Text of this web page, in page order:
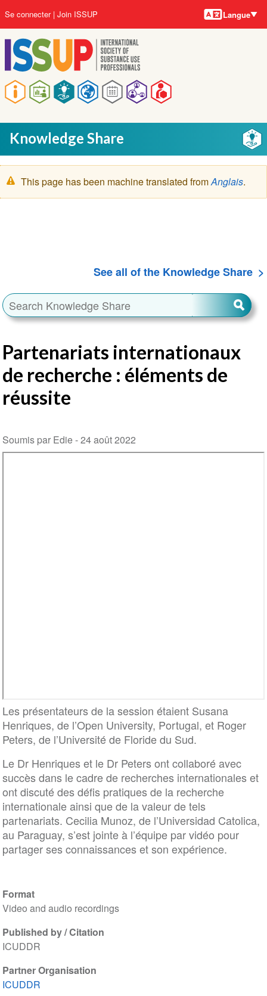
au
contenu
principal
Main
navigation
User
account
menu
Se connecter Join ISSUP Langues
Langue
Knowledge Share
Message
d'avertissement
This page has been machine translated fromAnglais.
See all of the Knowledge Share
Format
Video and audio recordings
Published by / Citation
ICUDDR
Partner Organisation
ICUDDR
Partenariats internationaux
de recherche : éléments de
réussite
Soumis par Edie -24 août 2022
Les présentateurs de la session étaient Susana
Henriques, de l’Open University, Portugal, et Roger
Peters, de l’Université de Floride du Sud.
Le Dr Henriques et le Dr Peters ont collaboré avec
succès dans le cadre de recherches internationales et
ont discuté des défis pratiques de la recherche
internationale ainsi que de la valeur de tels
partenariats. Cecilia Munoz, de l’Universidad Catolica,
au Paraguay, s’est jointe à l’équipe par vidéo pour
partager ses connaissances et son expérience.